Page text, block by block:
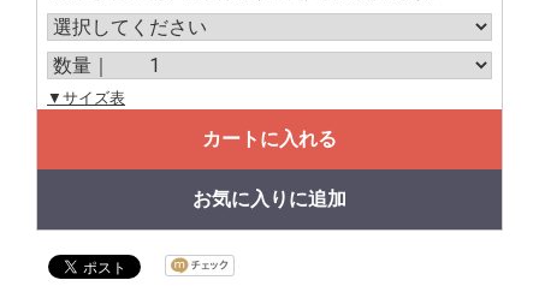
▼サイズ表
カートに入れる
お気に入りに追加